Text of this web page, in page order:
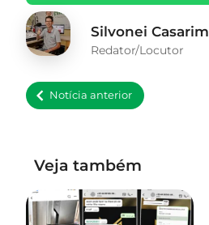
Silvonei Casarim
Redator/Locutor
Notícia anterior
Veja também